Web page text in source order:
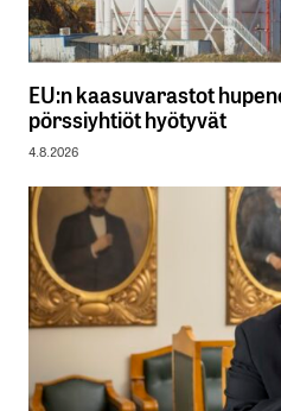
EU:n kaasuvarastot
pörssiyhtiöt hyötyvät
4.8.2026